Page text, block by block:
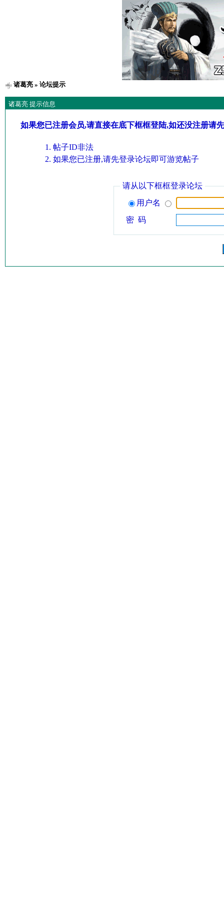
诸葛亮» 论坛提示
诸葛亮 提示信息
如果您已注册会员,请直接在底下框框登陆,如还没注册请
帖子ID非法
如果您已注册,请先登录论坛即可游览帖子
请从以下框框登录论坛
用户名
密 码